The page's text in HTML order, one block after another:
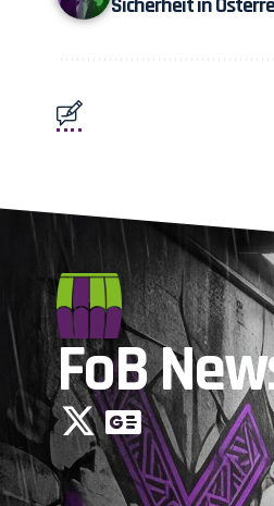
Sicherheit in
FoB